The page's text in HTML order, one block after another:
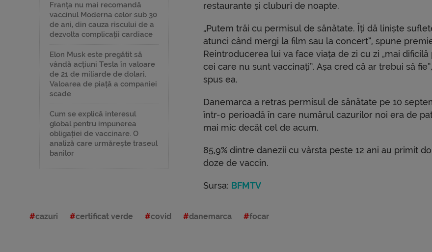
Franța nu mai recomandă
vaccinul Moderna celor sub 30
de ani, din cauza riscului de a
dezvolta complicații cardiace
Elon Musk este pregătit să
vândă acțiuni Tesla în valoare
de 21 de miliarde de dolari.
Valoarea de piață a companiei
scade
Cum se explică interesul
global pentru impunerea
obligației de vaccinare. O
analiză care urmărește traseul
banilor
restaurante și cluburi de noapte.
„Putem trăi cu permisul de sănătate. Îți dă liniște
atunci când mergi la film sau la concert”, spune
Reintroducerea lui va face viața de zi cu zi „mai dificilă
cei care nu sunt vaccinați”. Așa cred că ar trebui să
spus ea.
Danemarca a retras permisul de sănătate pe 10
într-o perioadă în care numărul cazurilor noi era de
mai mic decât cel de acum.
85,9% dintre danezii cu vârsta peste 12 ani au primit
doze de vaccin.
Sursa: BFMTV
cazuri certificat verde covid danemarca focar